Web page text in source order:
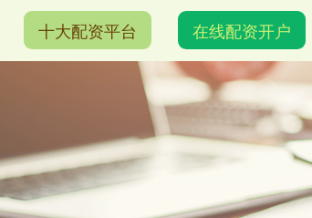
十大配资平台 在线配资开户